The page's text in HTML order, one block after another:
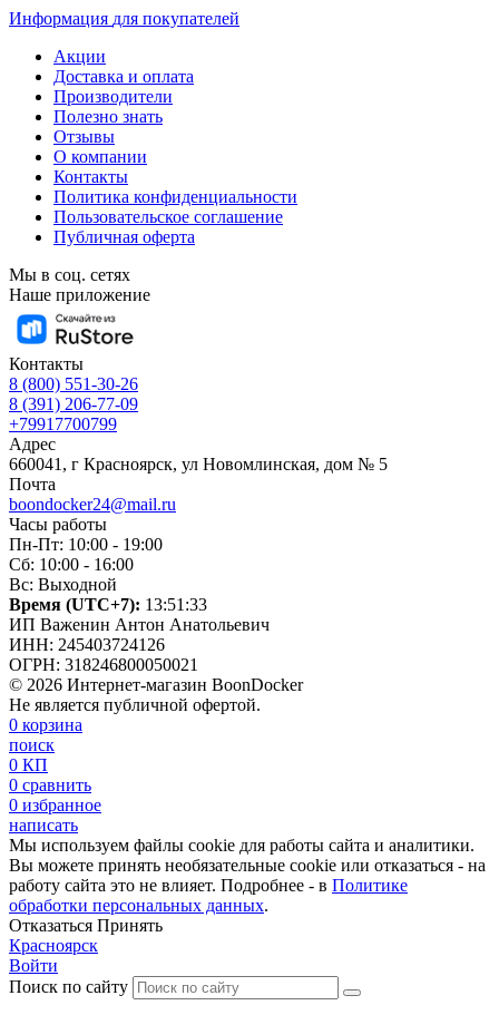
Информация для покупателей
Акции
Доставка и оплата
Производители
Полезно знать
Отзывы
О компании
Контакты
Политика конфиденциальности
Пользовательское соглашение
Публичная оферта
Мы в соц. сетях
Наше приложение
Контакты
8 (800) 551-30-26
8 (391) 206-77-09
+79917700799
Адрес
660041, г Красноярск, ул Новомлинская, дом № 5
Почта
boondocker24@mail.ru
Часы работы
Пн-Пт: 10:00 - 19:00
Сб: 10:00 - 16:00
Вс: Выходной
Время (UTC+7): 13:51:34
ИП Важенин Антон Анатольевич
ИНН: 245403724126
ОГРН: 318246800050021
© 2026 Интернет-магазин BoonDocker
Не является публичной офертой.
0 корзина
поиск
0 КП
0 сравнить
0 избранное
написать
Мы используем файлы cookie для работы сайта и аналитики.
Вы можете принять необязательные cookie или отказаться - на
работу сайта это не влияет. Подробнее - в Политике
обработки персональных данных.
Отказаться Принять
Красноярск
Войти
Поиск по сайту